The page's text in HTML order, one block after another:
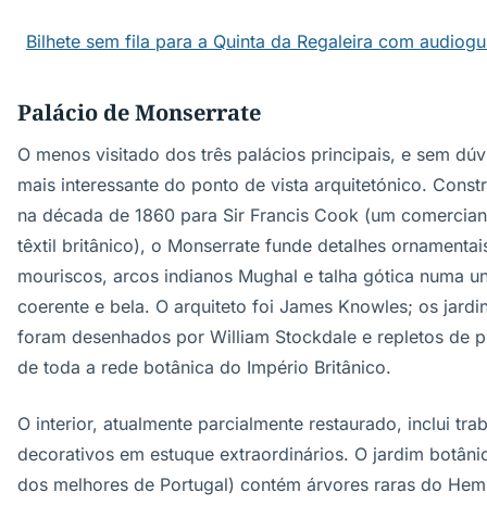
Bilhete sem fila para a Quinta da Regaleira com
Palácio de Monserrate
O menos visitado dos três palácios principais, e sem
mais interessante do ponto de vista arquitetónico.
na década de 1860 para Sir Francis Cook (um
têxtil britânico), o Monserrate funde detalhes
mouriscos, arcos indianos Mughal e talha gótica numa
coerente e bela. O arquiteto foi James Knowles; os
foram desenhados por William Stockdale e repletos de
de toda a rede botânica do Império Britânico.
O interior, atualmente parcialmente restaurado, inclui
decorativos em estuque extraordinários. O jardim
dos melhores de Portugal) contém árvores raras do